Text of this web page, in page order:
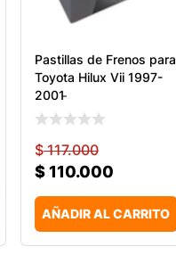
Pastillas de Frenos para
Toyota Hilux Vii 1997-
2001 ̵
$117.000
$110.000
AÑADIR AL CARRITO